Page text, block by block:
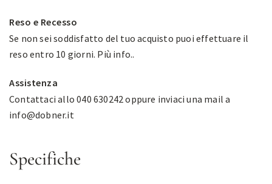
Reso e Recesso
Se non sei soddisfatto del tuo acquisto puoi effettuare il
reso entro 10 giorni. Più info..
Assistenza
Contattaci allo 040 630242 oppure inviaci una mail a
info@dobner.it
Specifiche